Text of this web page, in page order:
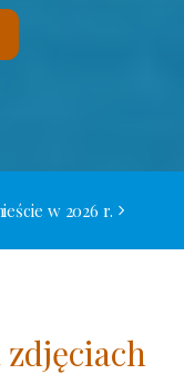
w 2026 r.